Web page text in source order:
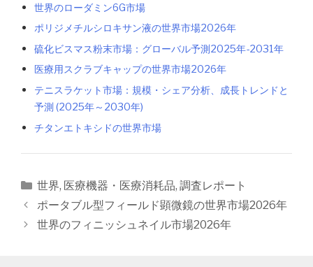
世界のローダミン6G市場
ポリジメチルシロキサン液の世界市場2026年
硫化ビスマス粉末市場：グローバル予測2025年-2031年
医療用スクラブキャップの世界市場2026年
テニスラケット市場：規模・シェア分析、成長トレンドと
予測 (2025年～2030年)
チタンエトキシドの世界市場
カ
テ
ゴ
世界, 医療機器・医療消耗品, 調査レポート
投
稿
ポータブル型フィールド顕微鏡の世界市場2026年
世界のフィニッシュネイル市場2026年